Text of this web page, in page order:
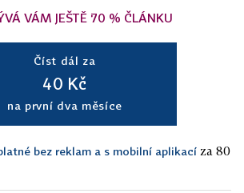
VÁM JEŠTĚ 70 % ČLÁNKU
Číst dál za
40 Kč
na první dva měsíce
bez reklam a s mobilní aplikací za 80